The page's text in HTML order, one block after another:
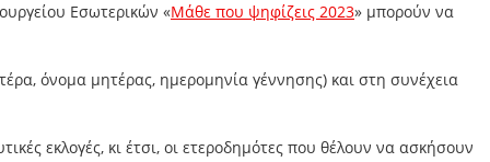
Εσωτερικών «Μάθε που ψηφίζεις 2023» μπορούν να
όνομα μητέρας, ημερομηνία γέννησης) και στη συνέχεια
εκλογές, κι έτσι, οι ετεροδημότες που θέλουν να ασκήσουν